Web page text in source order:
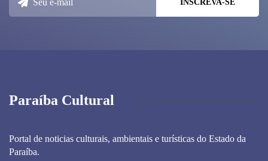
Paraíba Cultural
Portal de noticias culturais, ambientais e turísticas do Estado da
Paraíba.